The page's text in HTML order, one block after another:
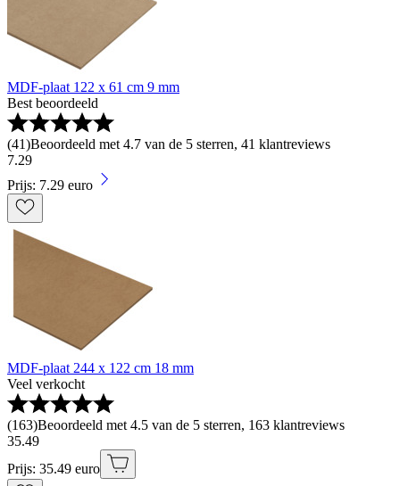
MDF-plaat 122 x 61 cm 9 mm
Best beoordeeld
(41)Beoordeeld met 4.7 van de 5 sterren, 41 klantreviews
7.29
Prijs: 7.29 euro
MDF-plaat 244 x 122 cm 18 mm
Veel verkocht
(163)Beoordeeld met 4.5 van de 5 sterren, 163 klantreviews
35.49
Prijs: 35.49 euro